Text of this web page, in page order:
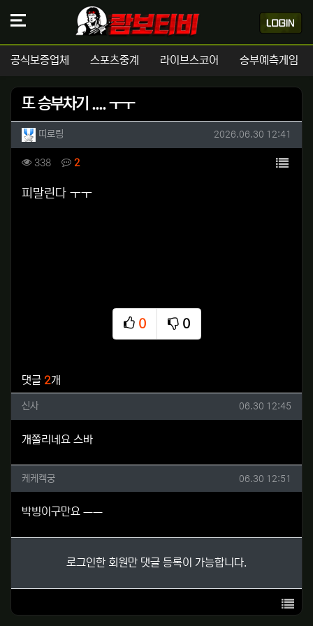
공식보증업체 스포츠중계 라이브스코어 승부예측게임
또 승부차기 .... ㅜㅜ
작성자 정보
띠로링 작성일
2026.06.30 12:41
컨텐츠 정보
338조회 2댓글 목록
본문
피말린다 ㅜㅜ
0
추천
0
비추천
댓글 2개
신사님의 댓글
신사 작성일
06.30 12:45
개쫄리네요 스바
케케켁궁님의 댓글
케케켁궁 작성일
06.30 12:51
박빙이구만요 ㅡㅡ
로그인한 회원만 댓글 등록이 가능합니다.
목록